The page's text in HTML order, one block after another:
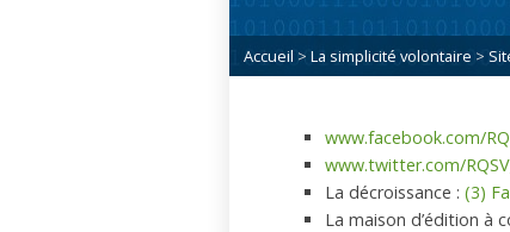
Accueil > La simplicité volontaire >
www.facebook.com/
www.twitter.com/
La décroissance : (3)
La maison d’édition à